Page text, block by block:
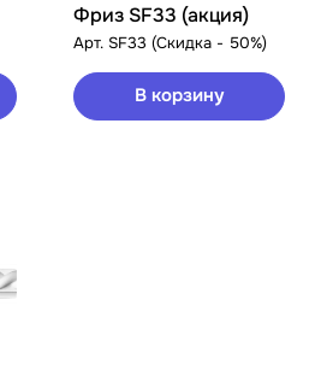
Фриз SF33 (акция)
Арт. SF33 (Скидка - 50%)
В корзину